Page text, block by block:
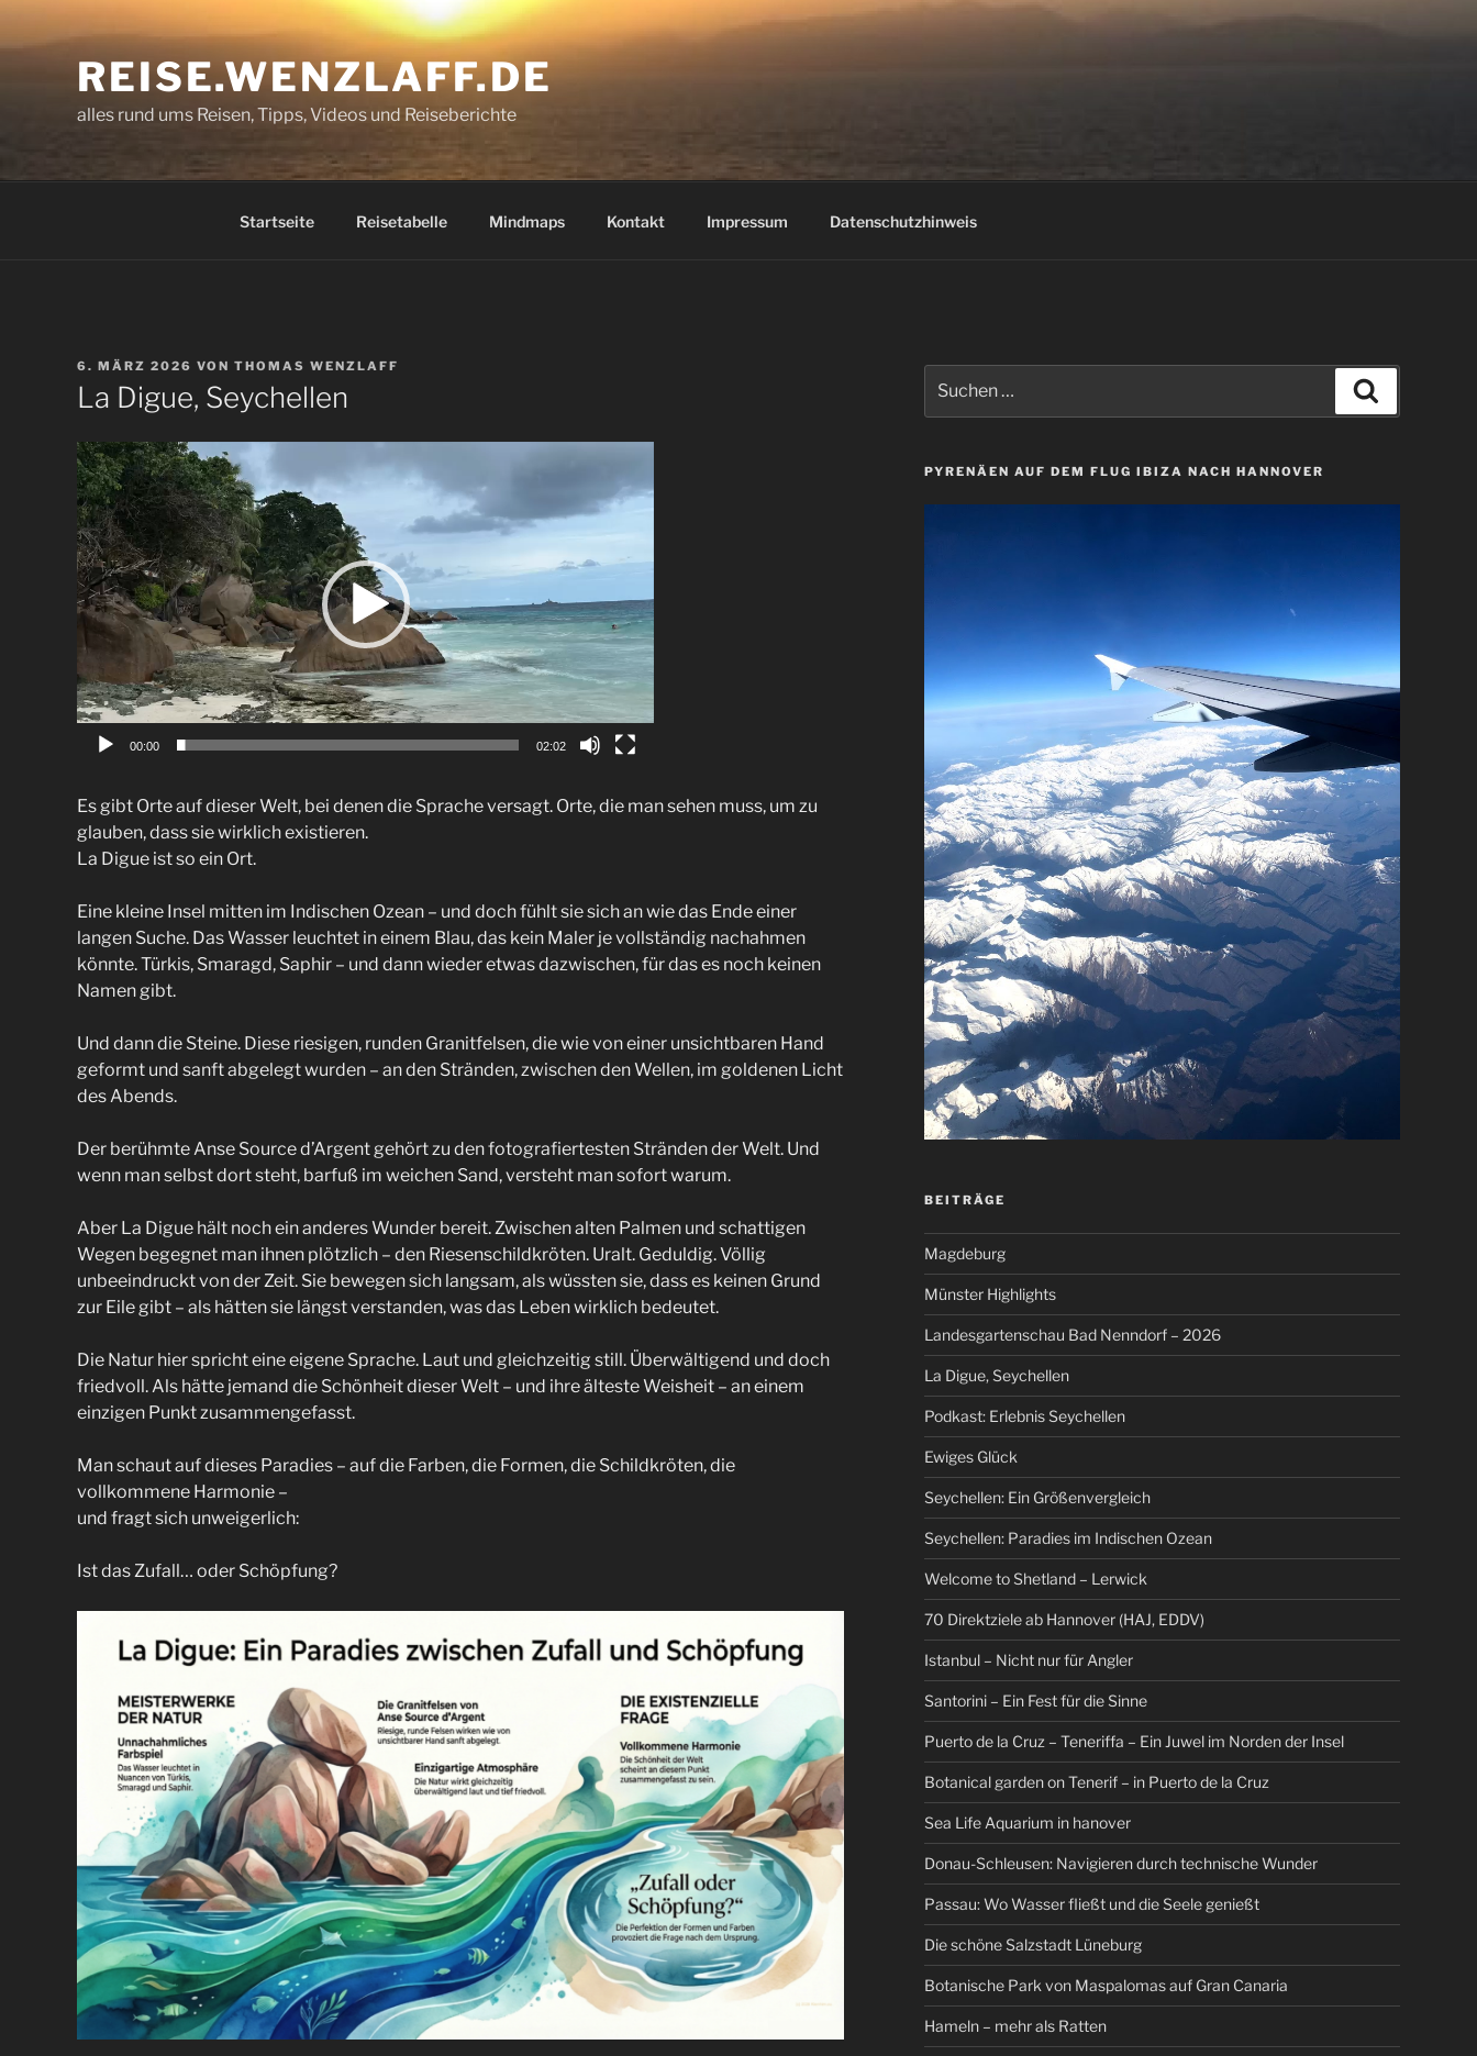
Inhalt
REISE.WENZLAFF.DE
alles rund ums Reisen, Tipps, Videos und Reiseberichte
Startseite Reisetabelle Mindmaps Kontakt Impressum Datenschutzhinweis
VERÖFFENTLICHT
AM
6. MÄRZ 2026 VON THOMAS WENZLAFF
La Digue, Seychellen
Video-
Player
00:00 02:02
Es gibt Orte auf dieser Welt, bei denen die Sprache versagt. Orte, die man sehen muss, um zu
glauben, dass sie wirklich existieren.
La Digue ist so ein Ort.
Eine kleine Insel mitten im Indischen Ozean – und doch fühlt sie sich an wie das Ende einer
langen Suche. Das Wasser leuchtet in einem Blau, das kein Maler je vollständig nachahmen
könnte. Türkis, Smaragd, Saphir – und dann wieder etwas dazwischen, für das es noch keinen
Namen gibt.
Und dann die Steine. Diese riesigen, runden Granitfelsen, die wie von einer unsichtbaren Hand
geformt und sanft abgelegt wurden – an den Stränden, zwischen den Wellen, im goldenen Licht
des Abends.
Der berühmte Anse Source d’Argent gehört zu den fotografiertesten Stränden der Welt. Und
wenn man selbst dort steht, barfuß im weichen Sand, versteht man sofort warum.
Aber La Digue hält noch ein anderes Wunder bereit. Zwischen alten Palmen und schattigen
Wegen begegnet man ihnen plötzlich – den Riesenschildkröten. Uralt. Geduldig. Völlig
unbeeindruckt von der Zeit. Sie bewegen sich langsam, als wüssten sie, dass es keinen Grund
zur Eile gibt – als hätten sie längst verstanden, was das Leben wirklich bedeutet.
Die Natur hier spricht eine eigene Sprache. Laut und gleichzeitig still. Überwältigend und doch
friedvoll. Als hätte jemand die Schönheit dieser Welt – und ihre älteste Weisheit – an einem
einzigen Punkt zusammengefasst.
Man schaut auf dieses Paradies – auf die Farben, die Formen, die Schildkröten, die
vollkommene Harmonie –
und fragt sich unweigerlich:
Ist das Zufall… oder Schöpfung?
nach:
PYRENÄEN AUF DEM FLUG IBIZA NACH HANNOVER
BEITRÄGE
Magdeburg
Münster Highlights
Landesgartenschau Bad Nenndorf – 2026
La Digue, Seychellen
Podkast: Erlebnis Seychellen
Ewiges Glück
Seychellen: Ein Größenvergleich
Seychellen: Paradies im Indischen Ozean
Welcome to Shetland – Lerwick
70 Direktziele ab Hannover (HAJ, EDDV)
Istanbul – Nicht nur für Angler
Santorini – Ein Fest für die Sinne
Puerto de la Cruz – Teneriffa – Ein Juwel im Norden der Insel
Botanical garden on Tenerif – in Puerto de la Cruz
Sea Life Aquarium in hanover
Donau-Schleusen: Navigieren durch technische Wunder
Passau: Wo Wasser fließt und die Seele genießt
Die schöne Salzstadt Lüneburg
Botanische Park von Maspalomas auf Gran Canaria
Hameln – mehr als Ratten